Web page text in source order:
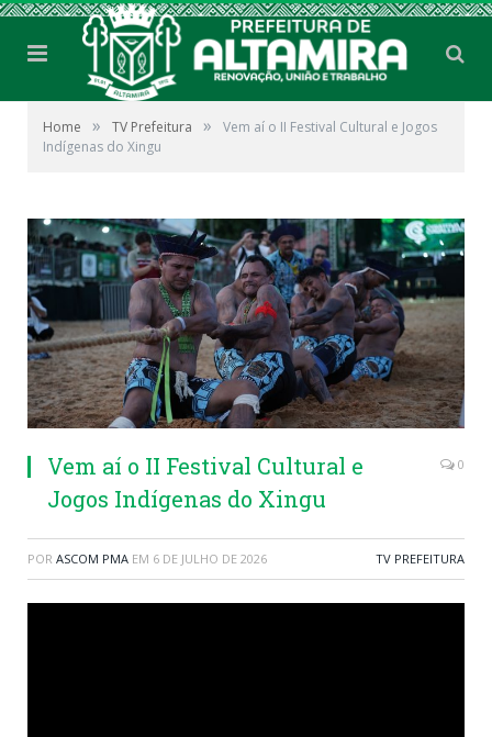
Home » TV Prefeitura »
Vem aí o II Festival Cultural e Jogos
Indígenas do Xingu
Vem aí o II Festival Cultural e
Jogos Indígenas do Xingu
0
POR ASCOM PMA EM 6 DE JULHO DE 2026 TV PREFEITURA